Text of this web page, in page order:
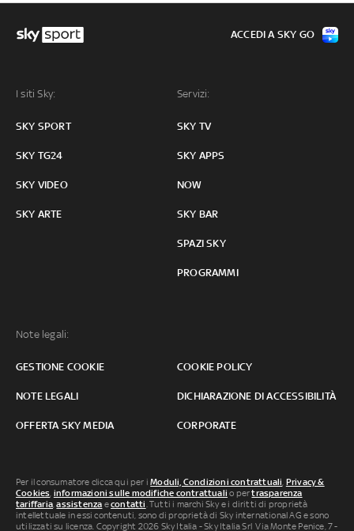
I siti Sky:
SKY SPORT
SKY TG24
SKY VIDEO
SKY ARTE
Servizi:
SKY TV
SKY APPS
NOW
SKY BAR
SPAZI SKY
PROGRAMMI
Note legali:
GESTIONE COOKIE COOKIE POLICY
NOTE LEGALI DICHIARAZIONE DI ACCESSIBILITÀ
OFFERTA SKY MEDIA CORPORATE
ACCEDI A SKY GO
Per il consumatore clicca qui per iModuli, Condizioni contrattuali, Privacy &
Cookies, informazioni sulle modifiche contrattuali o pertrasparenza
tariffaria,assistenza econtatti. Tutti i marchi Sky e i diritti di proprietà
intellettuale in essi contenuti, sono di proprietà di Sky international AG e sono
utilizzati su licenza. Copyright 2026 Sky Italia - Sky Italia Srl Via Monte Penice, 7 -